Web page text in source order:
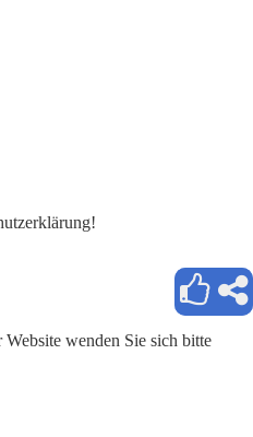
wenden Sie sich bitte